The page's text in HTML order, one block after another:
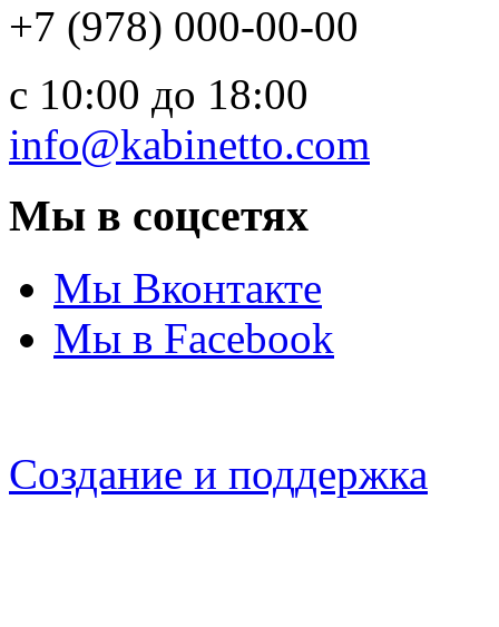
+7 (978) 000-00-00
c 10:00 до 18:00
info@kabinetto.com
Мы в соцсетях
Мы Вконтакте
Мы в Facebook
Создание и поддержка